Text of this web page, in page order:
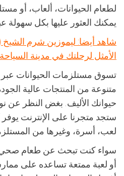
لطعام الحيوانات، ألعاب، أو
يمكنك العثور عليها بكل سهولة
شاهد أيضا: ليموزين شرم الشيخ
الأمثل لرحلتك في مدينة
تسوق مستلزمات الحيوانات عبر
متنوعة من المنتجات عالية
حيوانك الأليف. بغض النظر عن
ستجد متجرنا على الإنترنت
لعب، أسرة، وغيرها من
سواء كنت تبحث عن طعام صحي
أو لعبة ممتعة تساعده على